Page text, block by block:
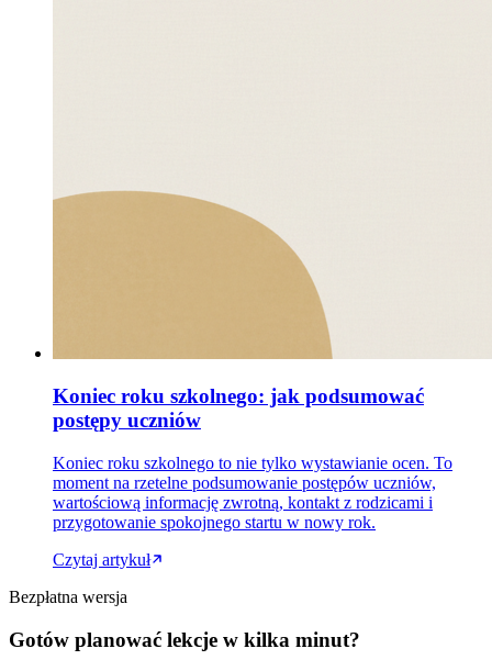
Koniec roku szkolnego: jak podsumować
postępy uczniów
Koniec roku szkolnego to nie tylko wystawianie ocen. To
moment na rzetelne podsumowanie postępów uczniów,
wartościową informację zwrotną, kontakt z rodzicami i
przygotowanie spokojnego startu w nowy rok.
Czytaj artykuł
Bezpłatna wersja
Gotów planować lekcje w kilka minut?